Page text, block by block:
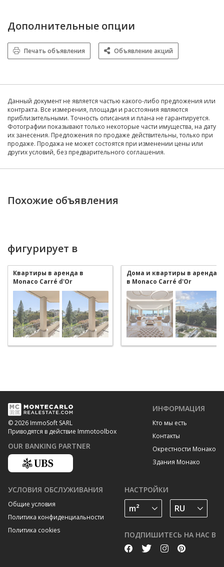
Дополнительные опции
Печать объявления Объявление акций
Данный документ не является частью какого-либо предложения или
контракта. Все измерения, площади и расстояния являются
приблизительными. Точность описания и плана не гарантируется.
Фотографии показывают только некоторые части имущества, на дату
их занесения. Предложения по продаже действительны, только при
продаже. Продажа не может состоятся при изменении цены или
других условий, без предварительного соглашения.
Похожие объявления
фигурирует в
Квартиры в аренда в
Monaco Carré d'Or
Дома и квартиры в аренда
в Monaco Carré d'Or
© 2026 ImmoSoft SARL
Приводятся в действие Immotoolbox
OUR BANKING PARTNER
ИНФОРМАЦИЯ
Кто мы есть
Контакты
Окрестности Монако
Здания Монако
УСЛОВИЯ ОБСЛУЖИВАНИЯ
Общие условия
Политика конфиденциальности
Политика cookies
НАСТРОЙКИ
ПОДПИШИТЕСЬ НА НАС В